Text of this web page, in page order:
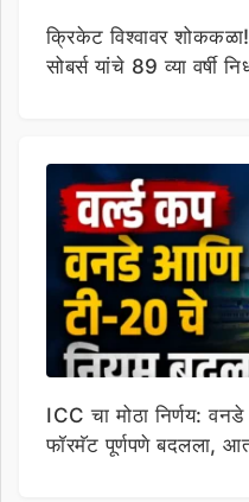
क्रिकेट विश्वावर
सोबर्स यांचे 89 व्या वर्षी
ICC चा मोठा निर्णय:
फॉरमॅट पूर्णपणे बदलला,